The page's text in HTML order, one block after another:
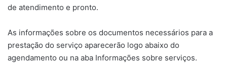
de atendimento e pronto.
As informações sobre os documentos necessários para a
prestação do serviço aparecerão logo abaixo do
agendamento ou na aba Informações sobre serviços.